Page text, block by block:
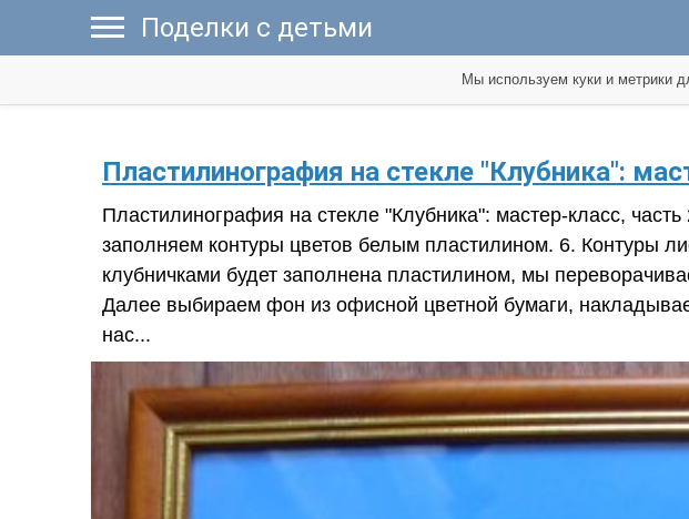
Поделки с детьми
Пластилинография на стекле "Клубника":
Пластилинография на стекле "Клубника": мастер-класс,
заполняем контуры цветов белым пластилином. 6. Контуры
клубничками будет заполнена пластилином, мы
Далее выбираем фон из офисной цветной бумаги,
нас...
Мы используем куки и метрики